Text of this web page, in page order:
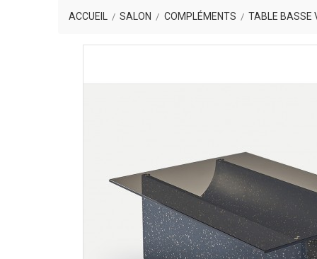
ACCUEIL SALON COMPLÉMENTS TABLE BASSE